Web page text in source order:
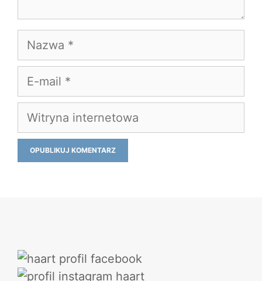
Nazwa
E-
Witryna
internetowa